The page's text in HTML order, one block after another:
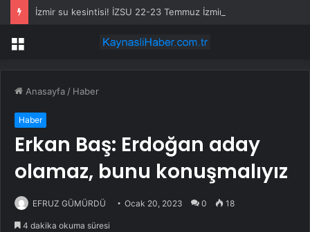
Menü
Anasayfa / Haber
Haber
Erkan Baş: Erdoğan aday
olamaz, bunu konuşmalıyız
EFRUZ GÜMÜRDÜ Ocak 20, 2023 0 18
4 dakika okuma süresi